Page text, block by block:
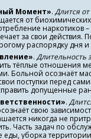
Момент». Длится
от
за свои
распорядку дня
. Длительность
тёплые отношения
Больной осознаёт
поступки перед
допущенные
.
свою
никогда не
Часть задач по
еды, уборка